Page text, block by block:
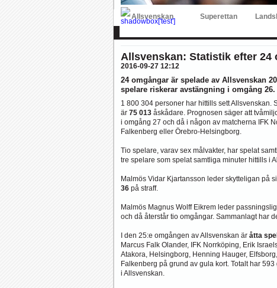
Image:
Allsvenskan
Superettan
Allsvenskan: Statistik efter 24
2016-09-27 12:12
24 omgångar är spelade av Allsvenskan
spelare riskerar avstängning i omgång 26.
1 800 304 personer har hittills sett Allsvenskan.
är 75 013 åskådare. Prognosen säger att
i omgång 27 och då i någon av matcherna IFK
Falkenberg eller Örebro-Helsingborg.
Tio spelare, varav sex målvakter, har spelat
tre spelare som spelat samtliga minuter hittills i
Malmös Vidar Kjartansson leder skytteligan på
36 på straff.
Malmös Magnus Wolff Eikrem leder
och då återstår tio omgångar. Sammanlagt har
I den 25:e omgången av Allsvenskan är åtta
Marcus Falk Olander, IFK Norrköping, Erik
Atakora, Helsingborg, Henning Hauger,
Falkenberg på grund av gula kort. Totalt har
i Allsvenskan.